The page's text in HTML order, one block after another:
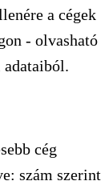
a cégek
- olvasható
adataiból.
cég
szám szerint